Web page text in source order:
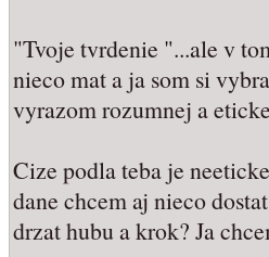
"Tvoje tvrdenie "...ale v
nieco mat a ja som si
vyrazom rozumnej a
Cize podla teba je
dane chcem aj nieco
drzat hubu a krok? Ja